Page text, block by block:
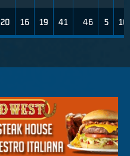
20 16 19 41 46 5 16